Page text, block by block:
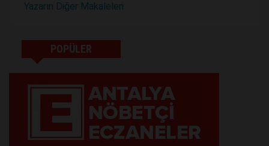
Yazarın Diğer Makaleleri
POPÜLER